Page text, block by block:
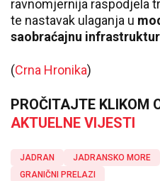
ravnomjernija raspodjela
te nastavak ulaganja u
saobraćajnu
(Crna Hronika)
PROČITAJTE KLIKOM
AKTUELNE VIJESTI
JADRAN JADRANSKO MORE
GRANIČNI PRELAZI